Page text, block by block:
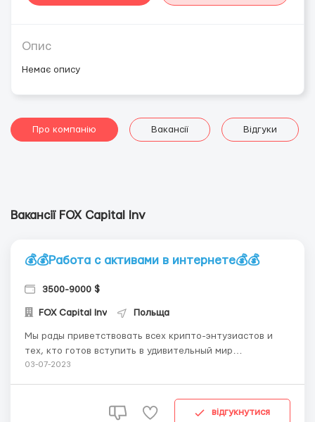
Опис
Немає опису
Про компанію Вакансії Відгуки
Вакансії FOX Capital Inv
💰💰Работа с активами в интернете💰💰
3500-9000 $
FOX Capital Inv Польща
Мы рады приветствовать всех крипто-энтузиастов и
тех, кто готов вступить в удивительный мир
криптовалют! Почему стоит выбрать работу в сфере
активно вовлечены в передовые технологии и
03-07-2023
відгукнутися